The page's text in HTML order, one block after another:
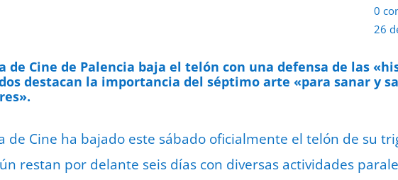
0
26
de Cine de Palencia baja el telón con una defensa de las
destacan la importancia del séptimo arte «para sanar y
de Cine ha bajado este sábado oficialmente el telón de su
restan por delante seis días con diversas actividades